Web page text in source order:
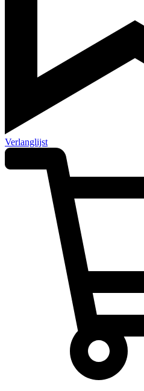
Verlanglijst